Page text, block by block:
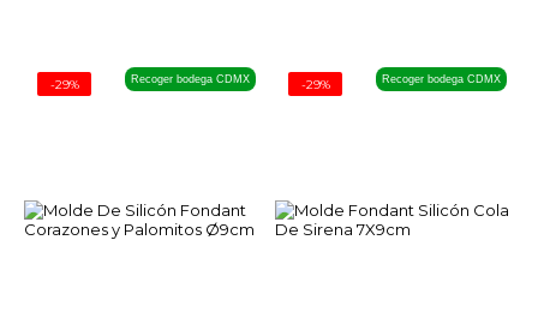
Recoger bodega CDMX
-29% Recoger bodega CDMX
-29%